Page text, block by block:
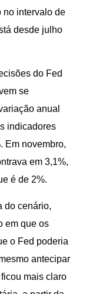
no intervalo de
desde julho
do Fed
se
anual
indicadores
Em novembro,
em 3,1%,
é de 2%.
do cenário,
em que os
o Fed poderia
antecipar
mais claro